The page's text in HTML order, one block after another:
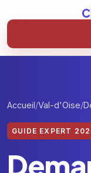
Accueil Val-d'Oise
GUIDE EXPERT